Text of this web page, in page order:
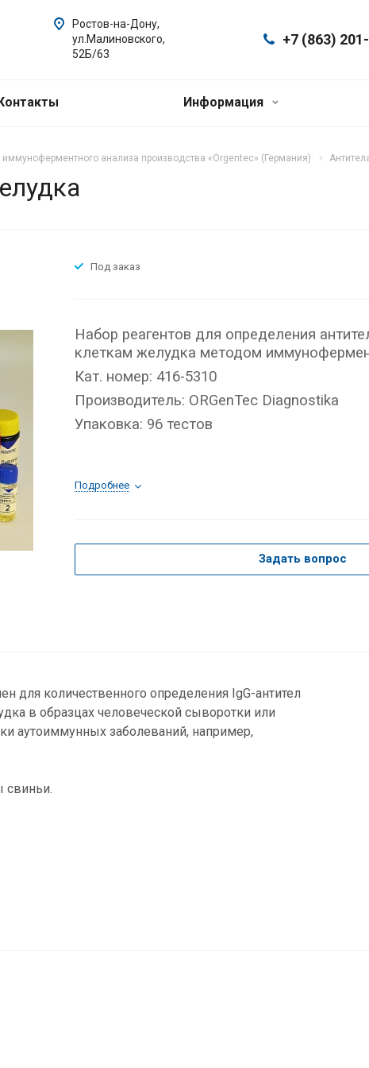
+7 (863)
Ростов-на-Дону,
ул.Малиновского,
52Б/63
Информация
анализа производства «Orgentec» (Германия)
Под заказ
Набор реагентов для определения
клеткам желудка методом
Кат. номер: 416-5310
Производитель: ORGenTec Diagnostika
Упаковка: 96 тестов
Подробнее
Задать вопрос
для количественного определения IgG-антител
в образцах человеческой сыворотки или
аутоиммунных заболеваний, например,
свиньи.